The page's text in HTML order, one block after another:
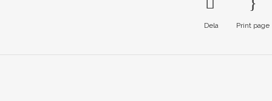
Dela Print page